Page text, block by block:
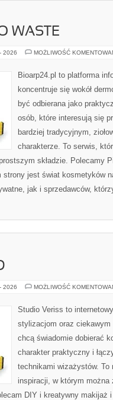
WASTE
2026 MOŻLIWOŚĆ
Bioarp24.pl to platforma
koncentruje się wokół
być odbierana jako
osób, które interesują się
bardziej tradycyjnym,
charakterze. To serwis,
składzie. Polecamy
strony jest świat kosmetyków
jak i sprzedawców,
2026 MOŻLIWOŚĆ
Studio Veriss to
stylizacjom oraz ciekawym
chcą świadomie dobierać
charakter praktyczny i
technikami wizażystów. To
inspiracji, w którym
DIY i kreatywny makijaż